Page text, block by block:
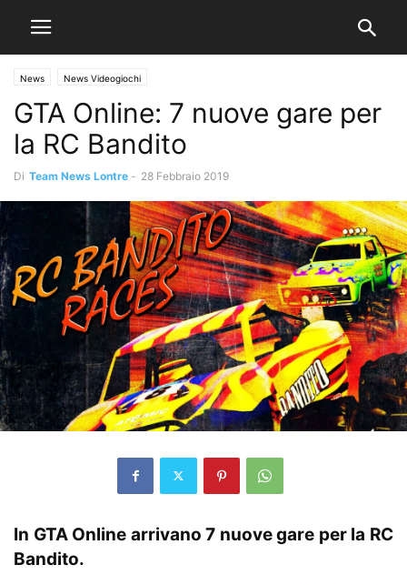
News News Videogiochi
GTA Online: 7 nuove gare per
la RC Bandito
Di Team News Lontre - 28 Febbraio 2019
In GTA Online arrivano 7 nuove gare per la RC
Bandito.